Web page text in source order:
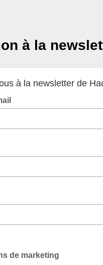
à la
à la newsletter de
de marketing